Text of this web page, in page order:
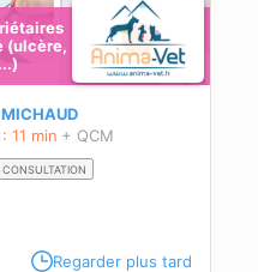
(ulcère,
11 min + QCM
CONSULTATION
Regarder plus tard